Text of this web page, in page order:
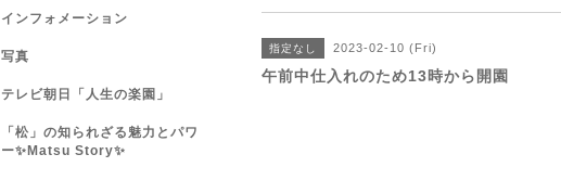
指定なし 2023-02-10 (Fri)
午前中仕入れのため13時から開園
インフォメーション
写真
テレビ朝日「人生の楽園」
「松」の知られざる魅力とパワ
ー✨Matsu Story✨